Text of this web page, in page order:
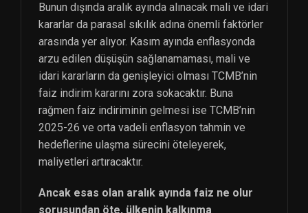
Bunun dışında aralık ayında alınacak mali ve idari
kararlar da parasal sıkılık adına önemli faktörler
arasında yer alıyor. Kasım ayında enflasyonda
arzu edilen düşüşün sağlanamaması, mali ve
idari kararların da genişleyici olması TCMB’nin
faiz indirim kararını zora sokacaktır. Buna
rağmen faiz indiriminin gelmesi ise TCMB’nin
2025-26 ve orta vadeli enflasyon tahmin ve
hedeflerine ulaşma sürecini öteleyerek,
maliyetleri artıracaktır.
Ancak esas olan aralık ayında faiz ne olur
sorusundan öte, ülkenin kalkınma